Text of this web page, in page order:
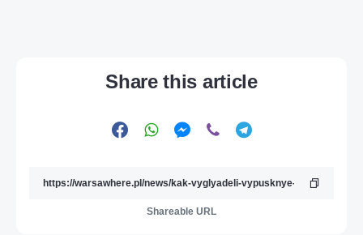
Share this article
Shareable URL